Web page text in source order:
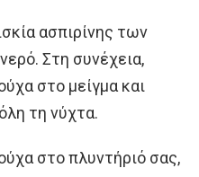
ασπιρίνης των
Στη συνέχεια,
στο μείγμα και
τη νύχτα.
στο πλυντήριό σας,